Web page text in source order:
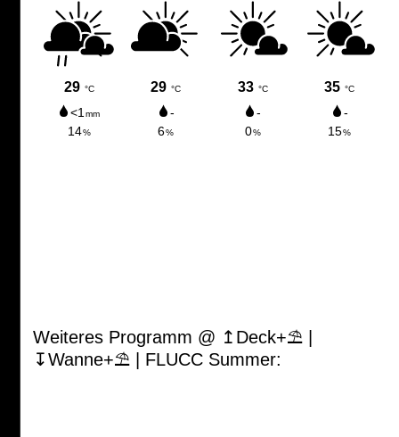
Weiteres Programm @ ↥Deck+⛱ |
↧Wanne+⛱ | FLUCC Summer: